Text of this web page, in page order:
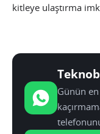
kitleye ulaştırma
Günün